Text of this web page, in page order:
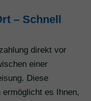
– Schnell
direkt vor
einer
Diese
es Ihnen,